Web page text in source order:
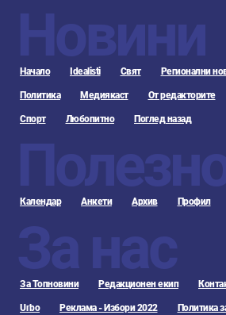
Новини
Начало Idealisti Свят Регионални
Политика Медиякаст От редакторите
Спорт Любопитно Поглед назад
Календар Анкети Архив Профил
За нас
За Топновини Редакционен екип
Urbo Реклама - Избори 2022 Политика